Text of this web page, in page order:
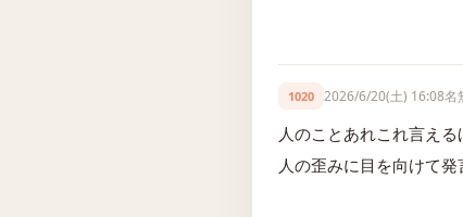
1020 2026/6/20(土) 16:08名
人のことあれこれ言え
人の歪みに目を向けて